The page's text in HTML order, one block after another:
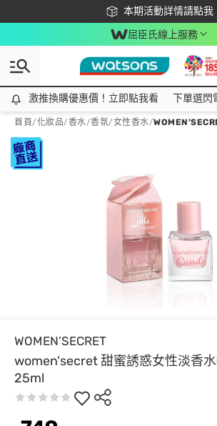
本期活動詳情請點我
下載app最高回饋$350
屈臣氏線上服務
激推換購優惠價！立即點我看
激推換購優惠價！立即點我看 下單選閃
首頁/化妝品/香水/香氛/女性香水/
WOMEN’SECRET
women'secret 甜蜜誘惑女性淡香
25ml